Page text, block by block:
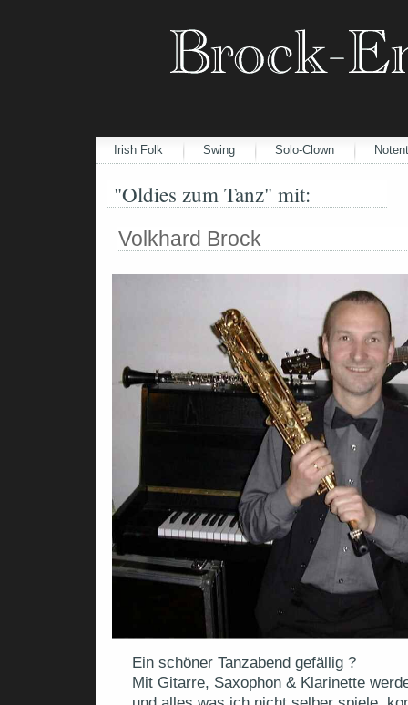
Irish Folk Swing Solo-Clown
"Oldies zum Tanz" mit:
Volkhard Brock
Ein schöner Tanzabend gefällig ?
Mit Gitarre, Saxophon & Klarinette